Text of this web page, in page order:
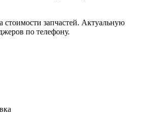
стоимости запчастей. Актуальную
по телефону.